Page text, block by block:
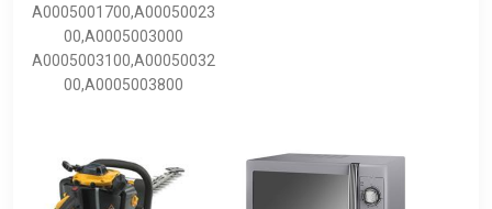
A0005001700,A00050023
00,A0005003000
A0005003100,A00050032
00,A0005003800